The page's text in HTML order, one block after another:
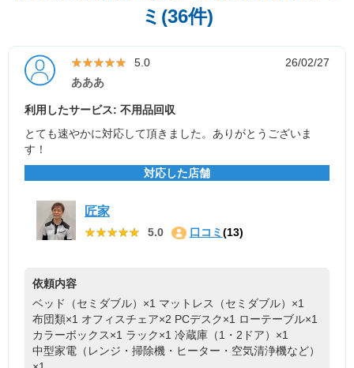
ミ(36件)
★★★★★
★★★★★ 5.0
26/02/27
あああ
利用したサービス: 不用品回収
とても速やかに対応して頂きました。ありがとうございま
す！
対応した店舗
匠家
★★★★★
★★★★★ 5.0 口コミ (13)
依頼内容
ベッド（セミダブル）×1 マットレス（セミダブル）×1
布団類×1 オフィスチェア×2 PCデスク×1 ローテーブル×1
カラーボックス×1 ラック×1 冷蔵庫（1・2ドア）×1
中型家電（レンジ・掃除機・ヒーター・空気清浄機など）